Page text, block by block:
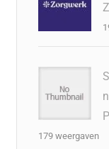
179 weergaven